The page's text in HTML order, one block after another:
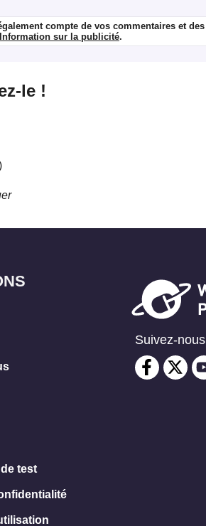
compte de vos commentaires et des
Information sur la publicité.
le !
test
Suivez-nous